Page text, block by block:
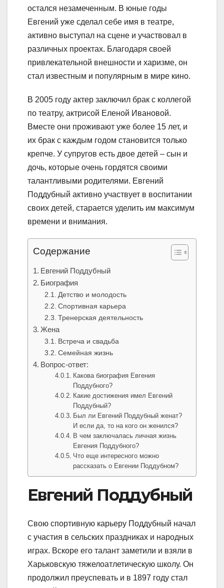
остался незамеченным. В юные годы
Евгений уже сделал себе имя в театре,
активно выступал на сцене и участвовал в
различных проектах. Благодаря своей
привлекательной внешности и харизме, он
стал известным и популярным в мире кино.
В 2005 году актер заключил брак с коллегой
по театру, актрисой Еленой Ивановой.
Вместе они проживают уже более 15 лет, и
их брак с каждым годом становится только
крепче. У супругов есть двое детей – сын и
дочь, которые очень гордятся своими
талантливыми родителями. Евгений
Поддубный активно участвует в воспитании
своих детей, старается уделить им максимум
времени и внимания.
Содержание
Евгений Поддубный
Биография
Детство и молодость
Спортивная карьера
Тренерская деятельность
Жена
Встреча и свадьба
Семейная жизнь
Вопрос-ответ:
Какова биография Евгения
Поддубного?
Какие достижения имел Евгений
Поддубный?
Был ли Евгений Поддубный женат?
И если да, то на кого он женился?
В чем заключалась личная жизнь
Евгения Поддубного?
Что еще интересного можно
рассказать о Евгении Поддубном?
Евгений Поддубный
Свою спортивную карьеру Поддубный начал
с участия в сельских праздниках и народных
играх. Вскоре его талант заметили и взяли в
Харьковскую тяжелоатлетическую школу. Он
продолжил преуспевать и в 1897 году стал